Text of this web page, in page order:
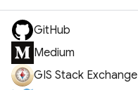
GitHub
Medium
GIS Stack Exchange